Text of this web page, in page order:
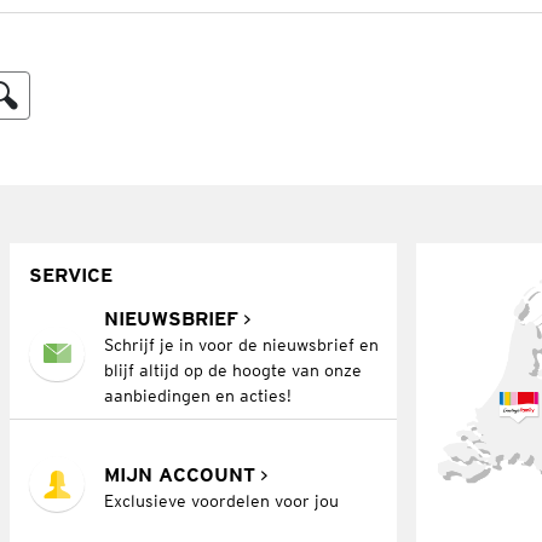
SERVICE
NIEUWSBRIEF
Schrijf je in voor de nieuwsbrief en
blijf altijd op de hoogte van onze
aanbiedingen en acties!
MIJN ACCOUNT
Exclusieve voordelen voor jou